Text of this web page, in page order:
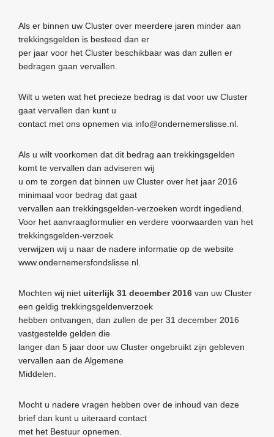
Als er binnen uw Cluster over meerdere jaren minder aan
trekkingsgelden is besteed dan er
per jaar voor het Cluster beschikbaar was dan zullen er
bedragen gaan vervallen.
Wilt u weten wat het precieze bedrag is dat voor uw Cluster
gaat vervallen dan kunt u
contact met ons opnemen via info@ondernemerslisse.nl.
Als u wilt voorkomen dat dit bedrag aan trekkingsgelden
komt te vervallen dan adviseren wij
u om te zorgen dat binnen uw Cluster over het jaar 2016
minimaal voor bedrag dat gaat
vervallen aan trekkingsgelden-verzoeken wordt ingediend.
Voor het aanvraagformulier en verdere voorwaarden van het
trekkingsgelden-verzoek
verwijzen wij u naar de nadere informatie op de website
www.ondernemersfondslisse.nl.
Mochten wij niet uiterlijk 31 december 2016 van uw Cluster
een geldig trekkingsgeldenverzoek
hebben ontvangen, dan zullen de per 31 december 2016
vastgestelde gelden die
langer dan 5 jaar door uw Cluster ongebruikt zijn gebleven
vervallen aan de Algemene
Middelen.
Mocht u nadere vragen hebben over de inhoud van deze
brief dan kunt u uiteraard contact
met het Bestuur opnemen.